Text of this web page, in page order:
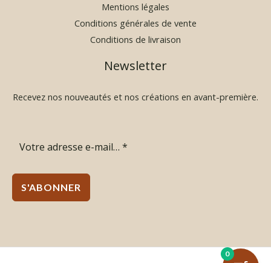
Mentions légales
Conditions générales de vente
Conditions de livraison
Newsletter
Recevez nos nouveautés et nos créations en avant-première.
S'ABONNER
0